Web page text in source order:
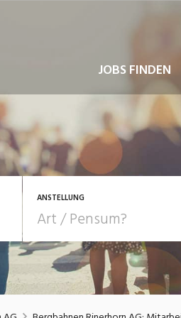
JOBS FINDEN
ANSTELLUNG
10-100%Pensum
(befristet)
Elektro